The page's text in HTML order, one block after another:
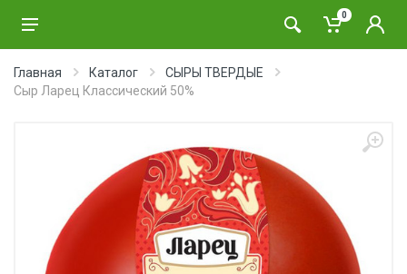
0
Главная Каталог
СЫРЫ ТВЕРДЫЕ
Сыр Ларец Классический 50%